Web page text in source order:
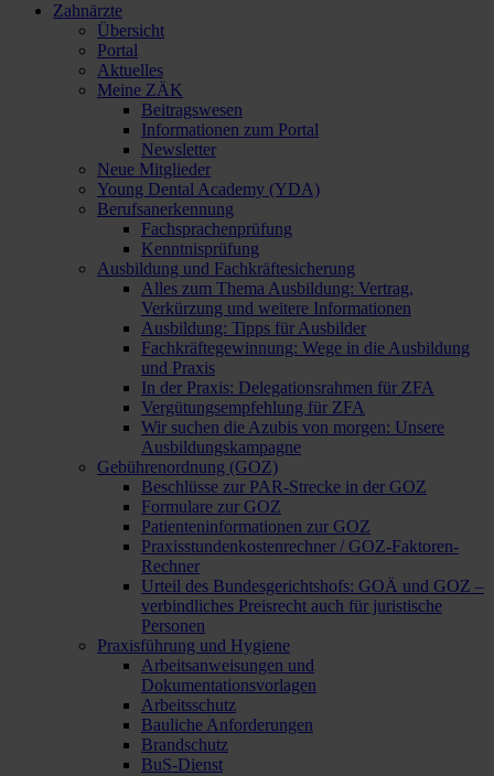
Zahnärzte
Übersicht
Portal
Aktuelles
Meine ZÄK
Beitragswesen
Informationen zum Portal
Newsletter
Neue Mitglieder
Young Dental Academy (YDA)
Berufsanerkennung
Fachsprachenprüfung
Kenntnisprüfung
Ausbildung und Fachkräftesicherung
Alles zum Thema Ausbildung: Vertrag,
Verkürzung und weitere Informationen
Ausbildung: Tipps für Ausbilder
Fachkräftegewinnung: Wege in die Ausbildung
und Praxis
In der Praxis: Delegationsrahmen für ZFA
Vergütungsempfehlung für ZFA
Wir suchen die Azubis von morgen: Unsere
Ausbildungskampagne
Gebührenordnung (GOZ)
Beschlüsse zur PAR-Strecke in der GOZ
Formulare zur GOZ
Patienteninformationen zur GOZ
Praxisstundenkostenrechner / GOZ-Faktoren-
Rechner
Urteil des Bundesgerichtshofs: GOÄ und GOZ –
verbindliches Preisrecht auch für juristische
Personen
Praxisführung und Hygiene
Arbeitsanweisungen und
Dokumentationsvorlagen
Arbeitsschutz
Bauliche Anforderungen
Brandschutz
BuS-Dienst